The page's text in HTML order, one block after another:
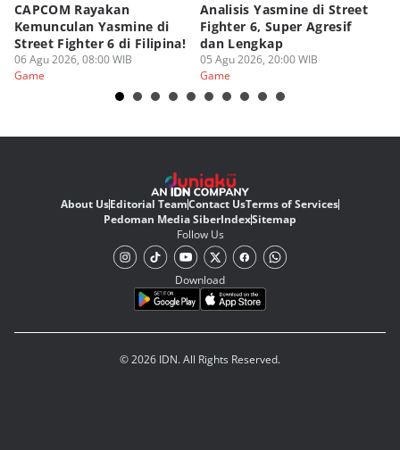
CAPCOM Rayakan
Kemunculan Yasmine di
Street Fighter 6 di Filipina!
06 Agu 2026, 08:00 WIB
Game
Analisis Yasmine di Street
Fighter 6, Super Agresif
dan Lengkap
05 Agu 2026, 20:00 WIB
Game
About UsEditorial TeamContact UsTerms of Services
Pedoman Media SiberIndexSitemap
Follow Us
Download
© 2026 IDN. All Rights Reserved.